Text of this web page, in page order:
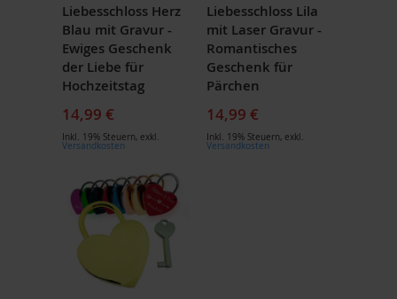
Liebesschloss Herz
Blau mit Gravur -
Ewiges Geschenk
der Liebe für
Hochzeitstag
14,99 €
Inkl. 19% Steuern, exkl.
Versandkosten
Liebesschloss Lila
mit Laser Gravur -
Romantisches
Geschenk für
Pärchen
14,99 €
Inkl. 19% Steuern, exkl.
Versandkosten